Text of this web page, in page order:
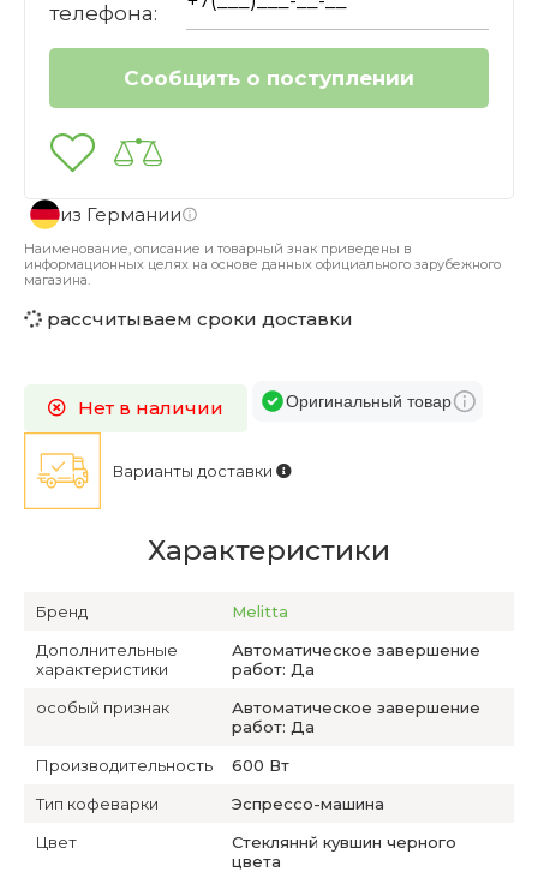
телефона:
из Германии
Наименование, описание и товарный знак приведены в
информационных целях на основе данных официального зарубежного
магазина.
рассчитываем сроки доставки
Варианты доставки
Нет в наличии Оригинальный товар
Характеристики
Бренд
Melitta
Дополнительные
характеристики
Автоматическое завершение
работ: Да
особый признак
Автоматическое завершение
работ: Да
Производительность
600 Вт
Тип кофеварки
Эспрессо-машина
Цвет
Стекляннй кувшин черного
цвета